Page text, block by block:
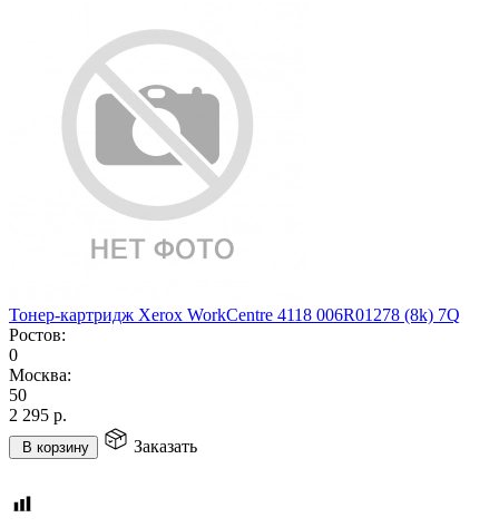
Тонер-картридж Xerox WorkCentre 4118 006R01278 (8k) 7Q
Ростов:
0
Москва:
50
2 295 р.
В корзину Заказать